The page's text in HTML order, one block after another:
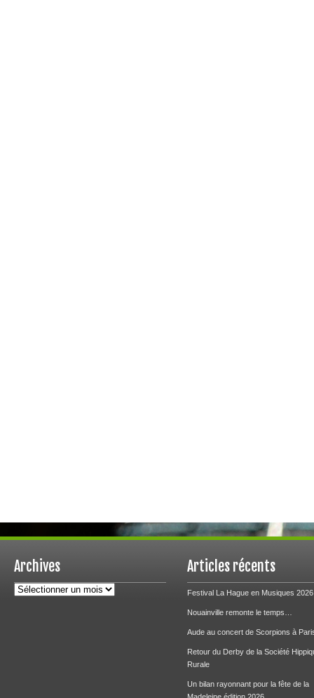
Archives
Archives
Articles récents
Festival La Hague en Musiques 2026
Nouainville remonte le temps…
Aude au concert de Scorpions à
Retour du Derby de la Société
Rurale
Un bilan rayonnant pour la fête de la